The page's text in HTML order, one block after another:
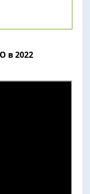
в 2022